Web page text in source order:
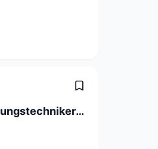
Betriebselektriker / Instandhaltungstechniker Industrie 80-100% (m/w)